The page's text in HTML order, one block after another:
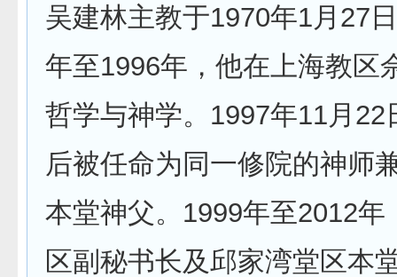
吴建林主教于1970年1月27
年至1996年，他在上海教区
哲学与神学。1997年11月22
后被任命为同一修院的神师
本堂神父。1999年至2012年
区副秘书长及邱家湾堂区本